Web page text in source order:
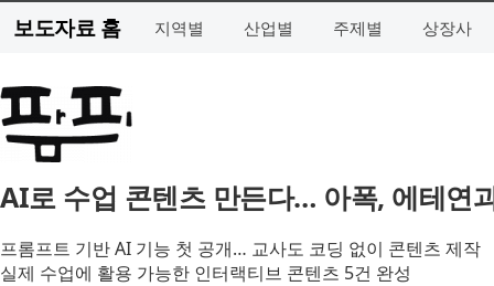
보도자료 홈 지역별 산업별 주제별 상장사
AI로 수업 콘텐츠 만든다… 아폭, 에테연
프롬프트 기반 AI 기능 첫 공개… 교사도 코딩 없이 콘텐츠 제작
실제 수업에 활용 가능한 인터랙티브 콘텐츠 5건 완성